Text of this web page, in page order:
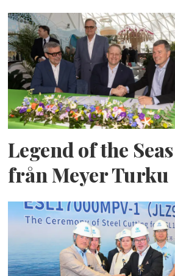
Legend of the
från Meyer Turku